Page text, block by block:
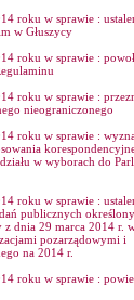
roku w sprawie :
w Głuszycy
roku w sprawie :
roku w sprawie :
nieograniczonego
roku w sprawie :
w wyborach do
roku w sprawie :
publicznych
dnia 29 marca 2014 r.
pozarządowymi i
na 2014 r.
roku w sprawie :